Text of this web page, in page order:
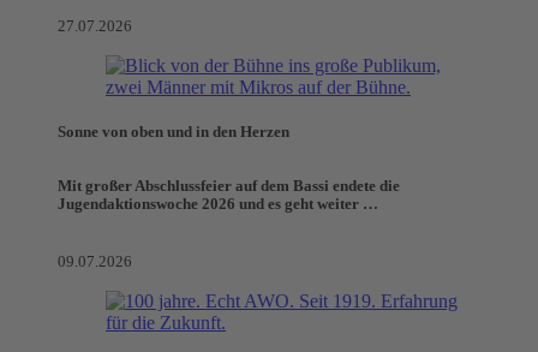
27.07.2026
Sonne von oben und in den Herzen
Mit großer Abschlussfeier auf dem Bassi endete die
Jugendaktionswoche 2026 und es geht weiter …
09.07.2026